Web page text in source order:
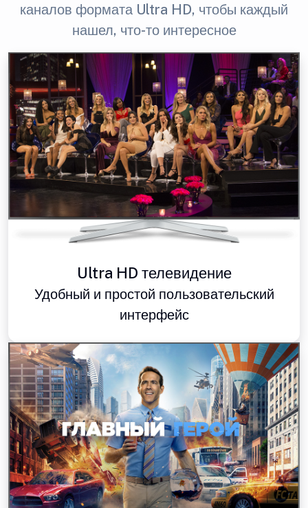
каналов формата Ultra HD, чтобы каждый
нашел, что-то интересное
Ultra HD телевидение
Удобный и простой пользовательский
интерфейс